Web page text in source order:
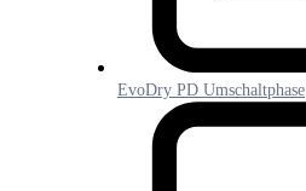
EvoDry PD Umschaltphase